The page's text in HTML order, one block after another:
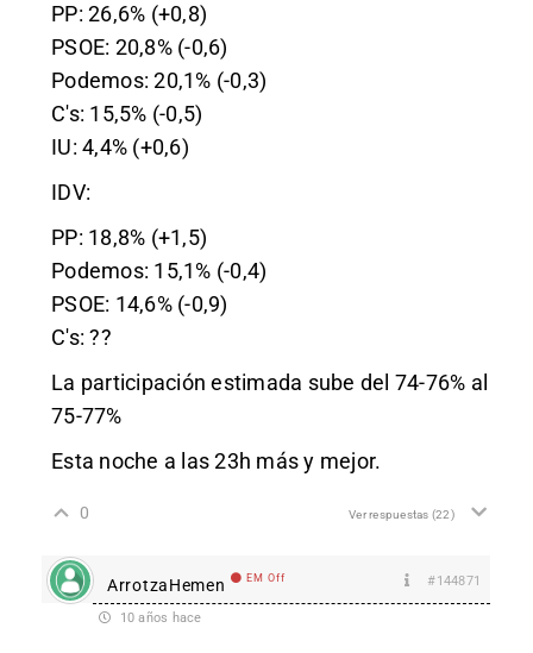
PP: 26,6% (+0,8)
PSOE: 20,8% (-0,6)
Podemos: 20,1% (-0,3)
C's: 15,5% (-0,5)
IU: 4,4% (+0,6)
IDV:
PP: 18,8% (+1,5)
Podemos: 15,1% (-0,4)
PSOE: 14,6% (-0,9)
C's: ??
La participación estimada sube del 74-76% al
75-77%
Esta noche a las 23h más y mejor.
0 Ver respuestas (22)
ArrotzaHemen EM Off #144871
10 años hace